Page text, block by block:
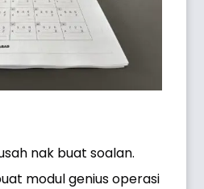
nak buat soalan.
modul genius operasi